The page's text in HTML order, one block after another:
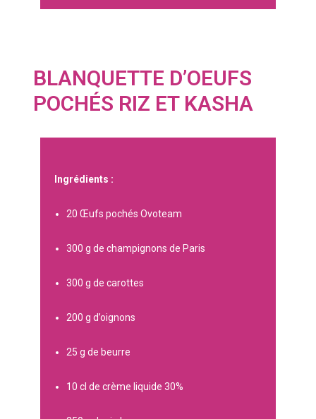
BLANQUETTE D’OEUFS
POCHÉS RIZ ET KASHA
Ingrédients :
20 Œufs pochés Ovoteam
300 g de champignons de Paris
300 g de carottes
200 g d’oignons
25 g de beurre
10 cl de crème liquide 30%